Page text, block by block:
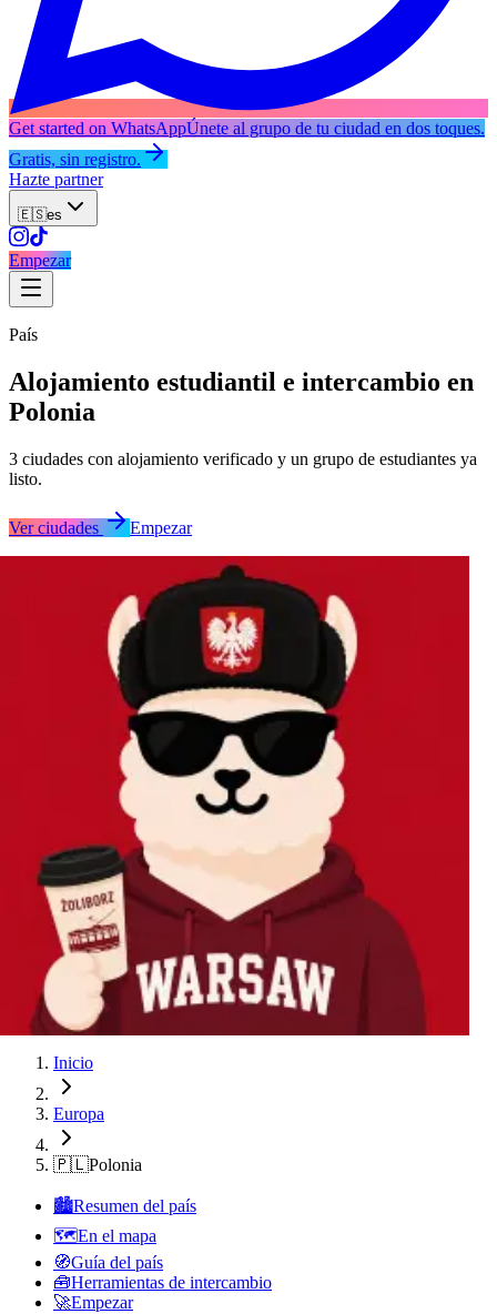
Get started on WhatsAppÚnete al grupo de tu ciudad en dos toques.
Gratis, sin registro.
Hazte partner
🇪🇸es
Empezar
País
Alojamiento estudiantil e intercambio en
Polonia
3 ciudades con alojamiento verificado y un grupo de estudiantes ya
listo.
Ver ciudades
Empezar
Varsovia
Cracovia
Lodz
Varsovia
Cracovia
Lodz
Varsovia
Cracovia
Lodz
Varsovia
Inicio
Europa
🇵🇱Polonia
🏙️Resumen del país
🗺️En el mapa
🧭Guía del país
🧰Herramientas de intercambio
🚀Empezar